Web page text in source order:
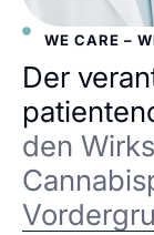
WE CARE –
Der
den